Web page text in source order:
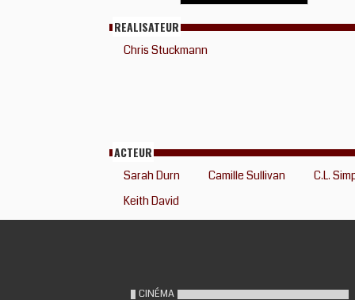
REALISATEUR
Chris Stuckmann
ACTEUR
Sarah Durn Camille Sullivan
C.L.
Keith David
CINÉMA